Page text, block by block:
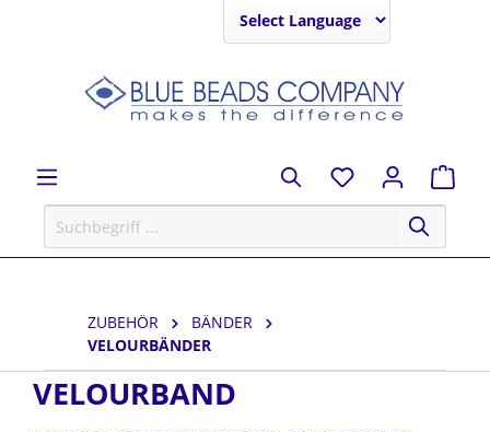
ZUBEHÖR
BÄNDER
VELOURBÄNDER
VELOURBAND